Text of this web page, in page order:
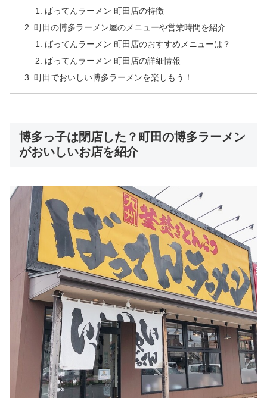
ばってんラーメン 町田店の特徴
町田の博多ラーメン屋のメニューや営業時間を紹介
ばってんラーメン 町田店のおすすめメニューは？
ばってんラーメン 町田店の詳細情報
町田でおいしい博多ラーメンを楽しもう！
博多っ子は閉店した？町田の博多ラーメン
がおいしいお店を紹介